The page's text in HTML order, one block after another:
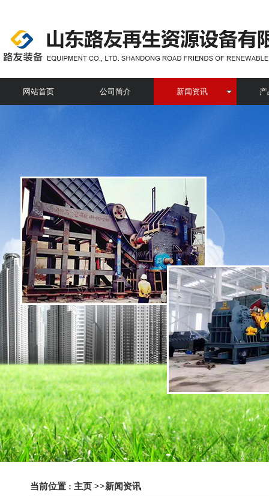
网站首页 公司简介 新闻资讯
当前位置 : 主页 >>新闻资讯